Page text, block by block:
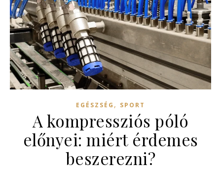
EGÉSZSÉG , SPORT
A kompressziós póló
előnyei: miért érdemes
beszerezni?